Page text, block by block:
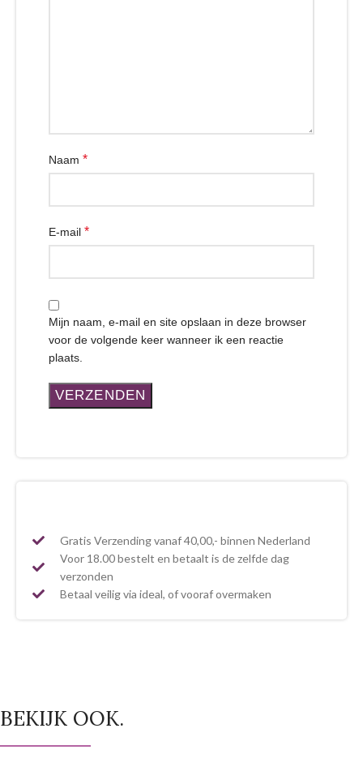
Naam *
E-mail *
Mijn naam, e-mail en site opslaan in deze browser
voor de volgende keer wanneer ik een reactie
plaats.
Gratis Verzending vanaf 40,00,- binnen Nederland
Voor 18.00 bestelt en betaalt is de zelfde dag
verzonden
Betaal veilig via ideal, of vooraf overmaken
BEKIJK OOK.